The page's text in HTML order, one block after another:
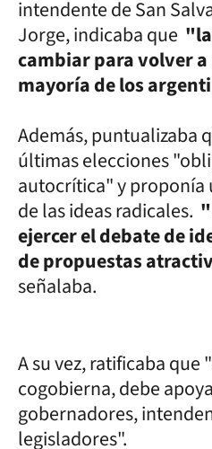
intendente de San
Jorge, indicaba que
cambiar para volver
mayoría de los
Además, puntualizaba
últimas elecciones
autocrítica" y
de las ideas radicales.
ejercer el debate de
de propuestas
señalaba.
A su vez, ratificaba que
cogobierna, debe
gobernadores,
legisladores".